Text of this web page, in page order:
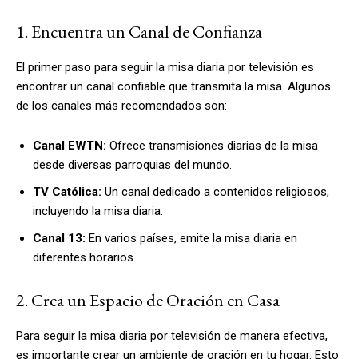
1. Encuentra un Canal de Confianza
El primer paso para seguir la misa diaria por televisión es
encontrar un canal confiable que transmita la misa. Algunos
de los canales más recomendados son:
Canal EWTN: Ofrece transmisiones diarias de la misa
desde diversas parroquias del mundo.
TV Católica: Un canal dedicado a contenidos religiosos,
incluyendo la misa diaria.
Canal 13: En varios países, emite la misa diaria en
diferentes horarios.
2. Crea un Espacio de Oración en Casa
Para seguir la misa diaria por televisión de manera efectiva,
es importante crear un ambiente de oración en tu hogar. Esto